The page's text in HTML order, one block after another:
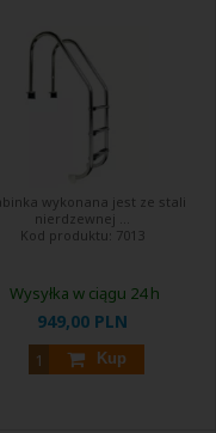
wykonana jest ze stali
nierdzewnej ...
Kod produktu: 7013
949,00 PLN
Kup
Wysyłka w ciągu 24 h